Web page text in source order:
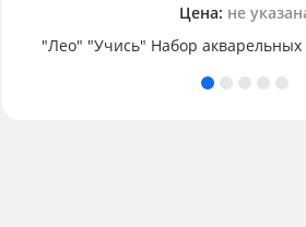
Цена: не
"Лео" "Учись" Набор